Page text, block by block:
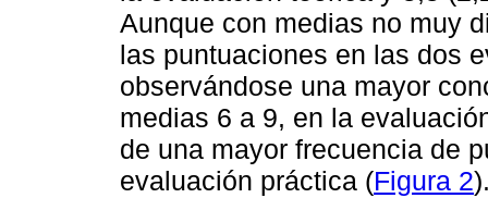
Aunque con medias no muy
las puntuaciones en las dos
observándose una mayor
medias 6 a 9, en la
de una mayor frecuencia de
evaluación práctica (Figura 2